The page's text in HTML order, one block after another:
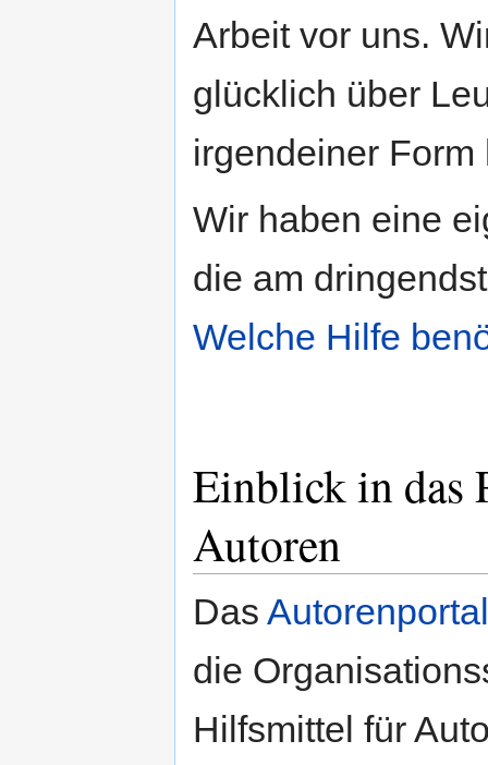
Arbeit vor uns.
glücklich über
irgendeiner
Wir haben eine
die am
Welche Hilfe
Einblick in das
Autoren
Das Autorenportal
die
Hilfsmittel für